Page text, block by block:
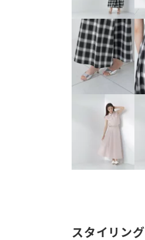
スタイリング